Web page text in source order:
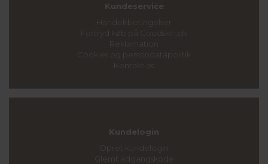
Kundeservice
Handelsbetingelser
Fortryd køb på Goodskin.dk
Reklamation
Cookies og persondatapolitik
Kontakt os
Kundelogin
Opret kundelogin
Glemt adgangskode